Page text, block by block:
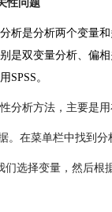
性问题
析是分析两个变量
是双变量分析、偏
SPSS。
分析方法，主要是
。在菜单栏中找到
们选择变量，然后